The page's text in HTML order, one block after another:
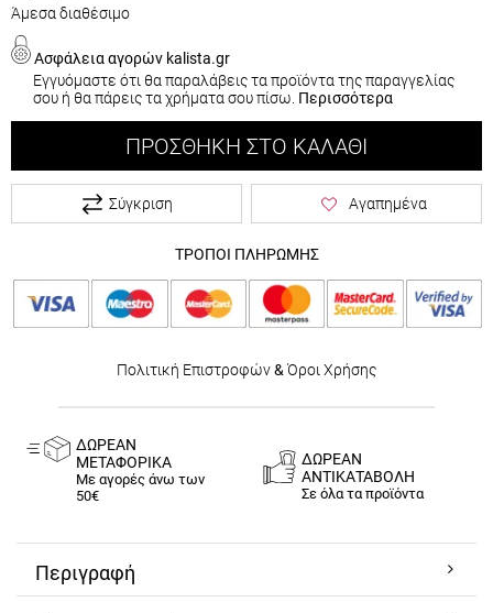
Άμεσα διαθέσιμο
Ασφάλεια αγορών kalista.gr
Εγγυόμαστε ότι θα παραλάβεις τα προϊόντα της παραγγελίας
σου ή θα πάρεις τα χρήματα σου πίσω. Περισσότερα
ΠΡΟΣΘΉΚΗ ΣΤΟ ΚΑΛΆΘΙ
Σύγκριση Αγαπημένα
ΤΡΟΠΟΙ ΠΛΗΡΩΜΗΣ
Πολιτική Επιστροφών&Όροι Χρήσης
ΔΩΡΕΑΝ
ΜΕΤΑΦΟΡΙΚΑ
Με αγορές άνω των
50€
ΔΩΡΕΑΝ
ΑΝΤΙΚΑΤΑΒΟΛΗ
Σε όλα τα προϊόντα
Περιγραφή